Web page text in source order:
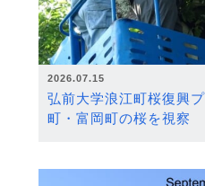
2026.07.15
弘前大学浪江町桜復興
町・富岡町の桜を視察